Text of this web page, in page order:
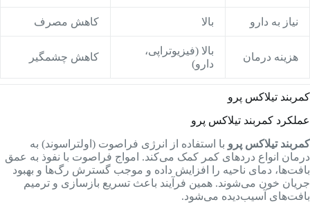
نیاز به دارو بالا کاهش مصرف
هزینه درمان
بالا (فیزیوتراپی،
دارو)
کاهش چشمگیر
کمربند تیلاکس پرو
عملکرد کمربند تیلاکس پرو
کمربند تیلاکس پرو با استفاده از انرژی فراصوت (اولتراسوند) به
درمان انواع دردهای کمر کمک می‌کند. امواج فراصوت با نفوذ به عمق
بافت‌ها، دمای ناحیه را افزایش داده و موجب گسترش رگ‌ها و بهبود
جریان خون می‌شوند. همین فرآیند باعث تسریع بازسازی و ترمیم
بافت‌های آسیب‌دیده می‌شود.